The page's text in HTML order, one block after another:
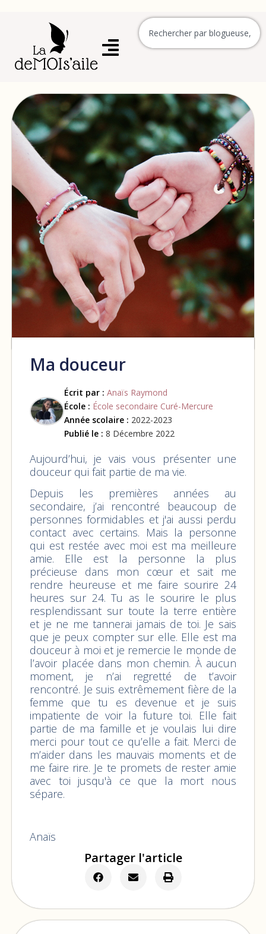
Ma douceur
Écrit par : Anaïs Raymond
École : École secondaire Curé-Mercure
Année scolaire : 2022-2023
Publié le : 8 Décembre 2022
Aujourd’hui, je vais vous présenter une
douceur qui fait partie de ma vie.
Depuis les premières années au
secondaire, j’ai rencontré beaucoup de
personnes formidables et j'ai aussi perdu
contact avec certains. Mais la personne
qui est restée avec moi est ma meilleure
amie. Elle est la personne la plus
précieuse dans mon cœur et sait me
rendre heureuse et me faire sourire 24
heures sur 24. Tu as le sourire le plus
resplendissant sur toute la terre entière
et je ne me tannerai jamais de toi. Je sais
que je peux compter sur elle. Elle est ma
douceur à moi et je remercie le monde de
l’avoir placée dans mon chemin. À aucun
moment, je n’ai regretté de t’avoir
rencontré. Je suis extrêmement fière de la
femme que tu es devenue et je suis
impatiente de voir la future toi. Elle fait
partie de ma famille et je voulais lui dire
merci pour tout ce qu’elle a fait. Merci de
m’aider dans les mauvais moments et de
me faire rire. Je te promets de rester amie
avec toi jusqu'à ce que la mort nous
sépare.
Anaïs
Partager l'article